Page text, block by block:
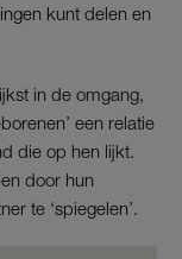
kunt delen en
in de omgang,
een relatie
die op hen lijkt.
door hun
te ‘spiegelen’.